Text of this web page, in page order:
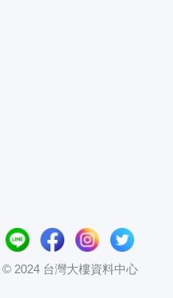
© 2024 台灣大樓資料中心